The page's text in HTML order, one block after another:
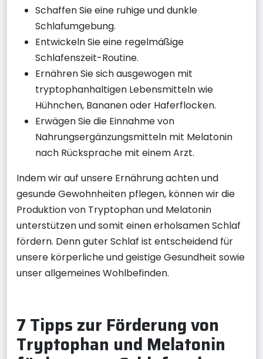
Schaffen Sie eine ruhige und dunkle
Schlafumgebung.
Entwickeln Sie eine regelmäßige
Schlafenszeit-Routine.
Ernähren Sie sich ausgewogen mit
tryptophanhaltigen Lebensmitteln wie
Hühnchen, Bananen oder Haferflocken.
Erwägen Sie die Einnahme von
Nahrungsergänzungsmitteln mit Melatonin
nach Rücksprache mit einem Arzt.
Indem wir auf unsere Ernährung achten und
gesunde Gewohnheiten pflegen, können wir die
Produktion von Tryptophan und Melatonin
unterstützen und somit einen erholsamen Schlaf
fördern. Denn guter Schlaf ist entscheidend für
unsere körperliche und geistige Gesundheit sowie
unser allgemeines Wohlbefinden.
7 Tipps zur Förderung von
Tryptophan und Melatonin